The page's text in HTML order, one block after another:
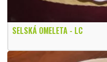
SELSKÁ OMELETA - LC